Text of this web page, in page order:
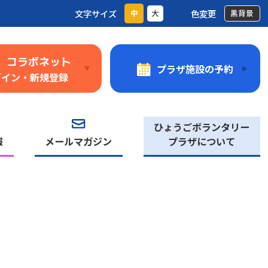
コラボネット
ン・新規登録
プラザ施設の予約
メールマガジン
ひょうごボランタリー
プラザについて
文字サイズ 中 大 色変更 黒背景